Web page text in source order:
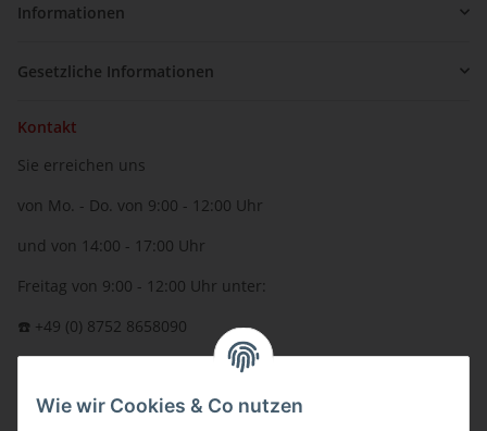
Informationen
Gesetzliche Informationen
Kontakt
Sie erreichen uns
von Mo. - Do. von 9:00 - 12:00 Uhr
und von 14:00 - 17:00 Uhr
Freitag von 9:00 - 12:00 Uhr unter:
☎️ +49 (0) 8752 8658090
oder über unserKontaktformular
Wie wir Cookies & Co nutzen